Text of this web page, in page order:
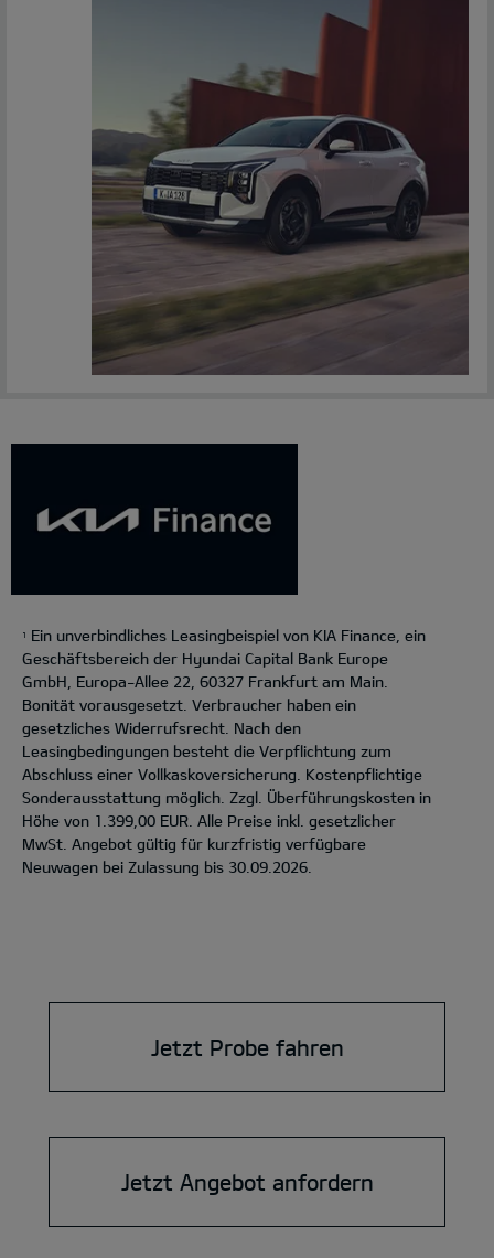
1
Ein unverbindliches Leasingbeispiel von KIA Finance, ein
Geschäftsbereich der Hyundai Capital Bank Europe
GmbH, Europa-Allee 22, 60327 Frankfurt am Main.
Bonität vorausgesetzt. Verbraucher haben ein
gesetzliches Widerrufsrecht. Nach den
Leasingbedingungen besteht die Verpflichtung zum
Abschluss einer Vollkaskoversicherung. Kostenpflichtige
Sonderausstattung möglich. Zzgl. Überführungskosten in
Höhe von 1.399,00 EUR. Alle Preise inkl. gesetzlicher
MwSt. Angebot gültig für kurzfristig verfügbare
Neuwagen bei Zulassung bis 30.09.2026.
Jetzt Probe fahren
Jetzt Angebot anfordern